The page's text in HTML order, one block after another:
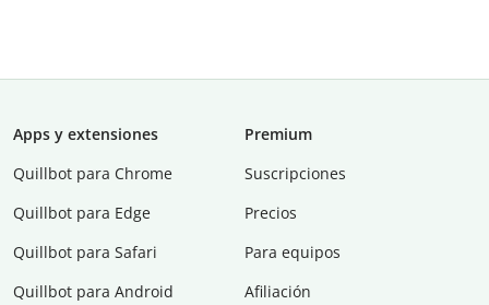
Apps y extensiones
Quillbot para Chrome
Quillbot para Edge
Quillbot para Safari
Quillbot para Android
Premium
Suscripciones
Precios
Para equipos
Afiliación